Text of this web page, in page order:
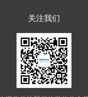
关注我们